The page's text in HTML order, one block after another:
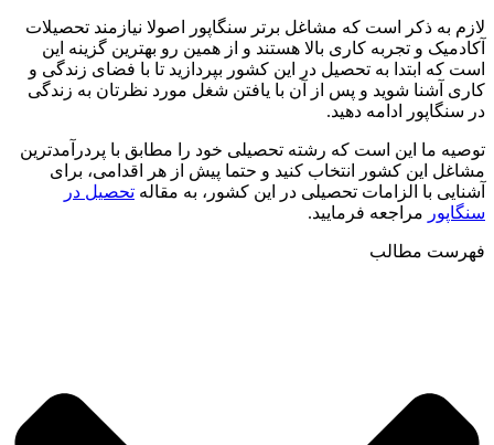
لازم به ذکر است که مشاغل برتر سنگاپور اصولا نیازمند تحصیلات
آکادمیک و تجربه کاری بالا هستند و از همین رو بهترین گزینه این
است که ابتدا به تحصیل در این کشور بپردازید تا با فضای زندگی و
کاری آشنا شوید و پس از آن با یافتن شغل مورد نظرتان به زندگی
در سنگاپور ادامه دهید.
توصیه ما این است که رشته تحصیلی خود را مطابق با پردرآمدترین
مشاغل این کشور انتخاب کنید و حتما پیش از هر اقدامی، برای
آشنایی با الزامات تحصیلی در این کشور، به مقاله تحصیل در
سنگاپور مراجعه فرمایید.
فهرست مطالب